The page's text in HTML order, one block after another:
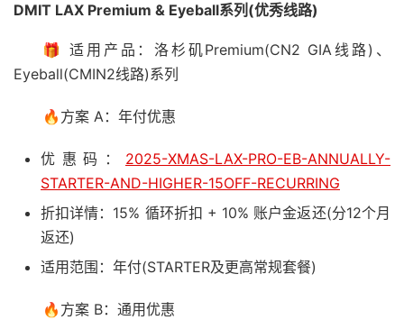
DMIT LAX Premium & Eyeball系列(优秀线路)
🎁 适用产品：洛杉矶Premium(CN2 GIA线路)、
Eyeball(CMIN2线路)系列
🔥方案 A：年付优惠
优惠码： 2025-XMAS-LAX-PRO-EB-ANNUALLY-
STARTER-AND-HIGHER-15OFF-RECURRING
折扣详情：15% 循环折扣 + 10% 账户金返还(分12个月
返还)
适用范围：年付(STARTER及更高常规套餐)
🔥方案 B：通用优惠